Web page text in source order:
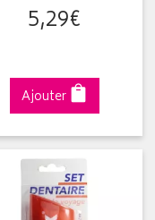
5,29€
Ajouter